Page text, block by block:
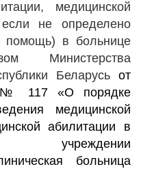
медицинской
не определено
помощь) в больнице
Министерства
Беларусь от
№ 117 «О порядке
медицинской
абилитации в
учреждении
больница